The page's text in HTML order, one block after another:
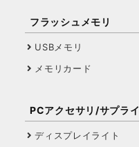
フラッシュメモリ
USBメモリ
メモリカード
PCアクセサリ/サプライ
ディスプレイライト